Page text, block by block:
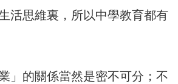
活思維裏，所以中學教育都有
」的關係當然是密不可分；不